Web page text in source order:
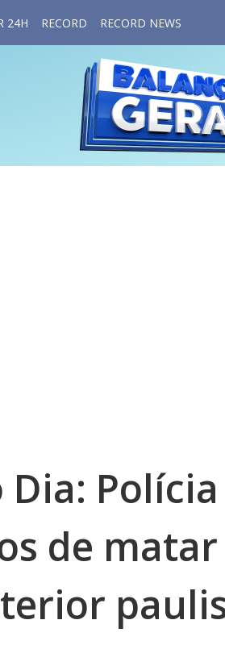
24H RECORD RECORD NEWS
Polícia
de matar